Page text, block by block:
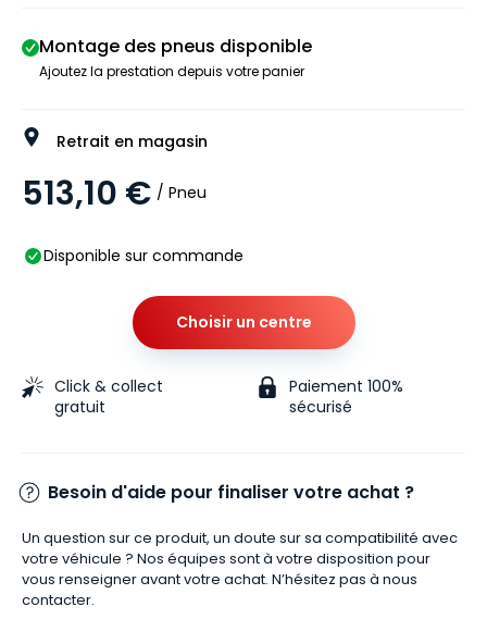
Montage des pneus disponible
Ajoutez la prestation depuis votre panier
Retrait en magasin
513,10 € / Pneu
Disponible sur commande
Choisir un centre
Click & collect
gratuit
Paiement 100%
sécurisé
Besoin d'aide pour finaliser votre achat ?
Un question sur ce produit, un doute sur sa compatibilité avec
votre véhicule ? Nos équipes sont à votre disposition pour
vous renseigner avant votre achat. N’hésitez pas à nous
contacter.